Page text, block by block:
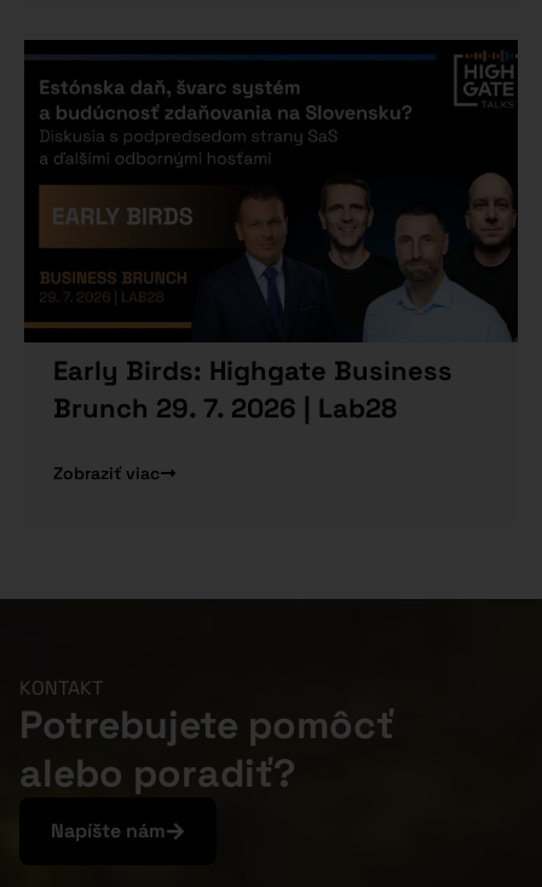
Early Birds: Highgate Business
Brunch 29. 7. 2026 | Lab28
Zobraziť viac
KONTAKT
Potrebujete pomôcť
alebo poradiť?
Napíšte nám